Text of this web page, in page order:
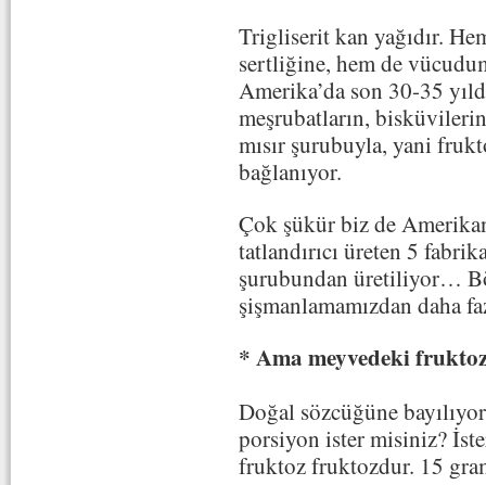
Trigliserit kan yağıdır.
sertliğine, hem de
Amerika’da son 30-35
meşrubatların,
mısır şurubuyla, yani
bağlanıyor.
Çok şükür biz de
tatlandırıcı üreten 5
şurubundan üretiliyor…
şişmanlamamızdan daha
* Ama meyvedeki
Doğal sözcüğüne
porsiyon ister misiniz?
fruktoz fruktozdur. 15